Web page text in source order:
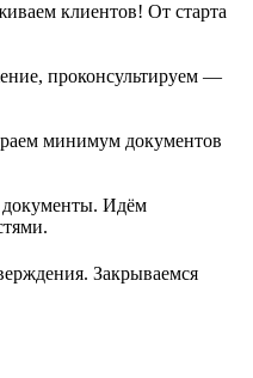
клиентов! От старта
проконсультируем —
минимум документов
документы. Идём
Закрываемся